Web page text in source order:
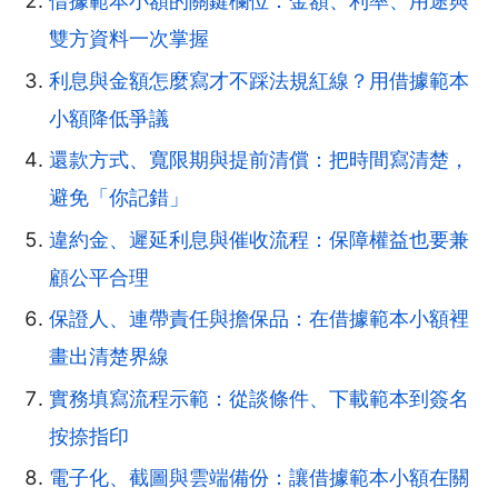
雙方資料一次掌握
利息與金額怎麼寫才不踩法規紅線？用借據範本
小額降低爭議
還款方式、寬限期與提前清償：把時間寫清楚，
避免「你記錯」
違約金、遲延利息與催收流程：保障權益也要兼
顧公平合理
保證人、連帶責任與擔保品：在借據範本小額裡
畫出清楚界線
實務填寫流程示範：從談條件、下載範本到簽名
按捺指印
電子化、截圖與雲端備份：讓借據範本小額在關